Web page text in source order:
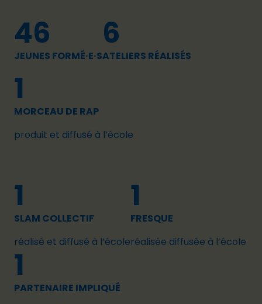
46
JEUNES FORMÉ·E·S
6
ATELIERS RÉALISÉS
1
MORCEAU DE RAP
produit et diffusé à l’école
1
SLAM COLLECTIF
réalisé et diffusé à l’école
1
FRESQUE
réalisée diffusée à l’école
1
PARTENAIRE IMPLIQUÉ